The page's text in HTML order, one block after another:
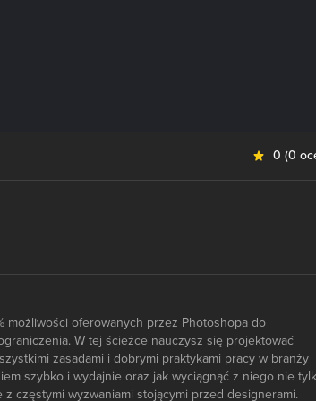
0 (0
możliwości oferowanych przez Photoshopa do
W tej ścieżce nauczysz się projektować
zasadami i dobrymi praktykami pracy w branży
szybko i wydajnie oraz jak wyciągnąć z niego nie
częstymi wyzwaniami stojącymi przed designerami.